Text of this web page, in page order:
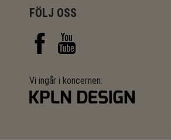
FÖLJ OSS
Vi ingår i koncernen: